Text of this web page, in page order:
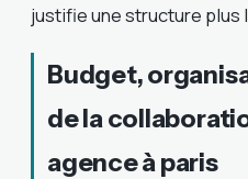
justifie une structure plus
Budget,
de la
agence à paris